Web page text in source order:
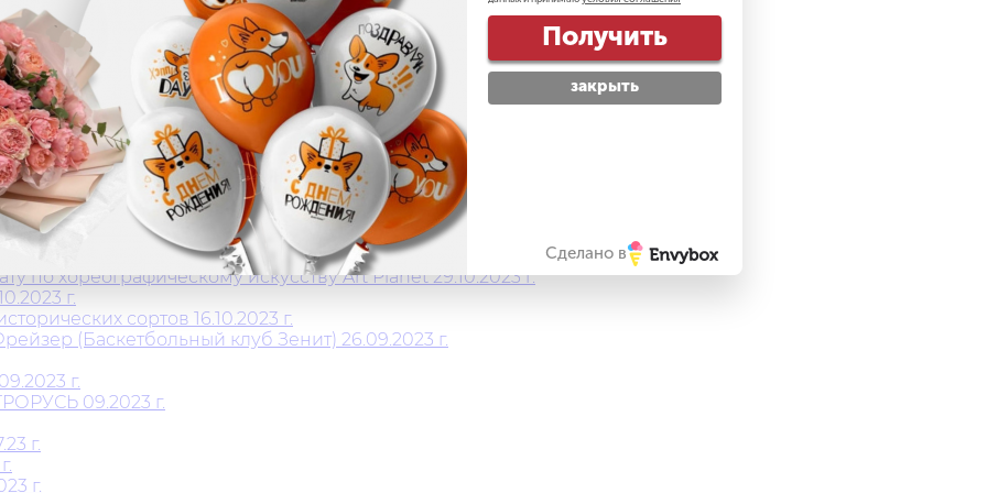
магазина "Aura of Bohemia" 08.09.2024 г.
16.03.204 г.
13.01.2024 г.
комплекса СПб 15.12.2023 г.
12.2023г.
г.
по хореографическому искусству Art Planet 29.10.2023 г.
г.
сортов 16.10.2023 г.
(Баскетбольный клуб Зенит) 26.09.2023 г.
г.
09.2023 г.
г.
г.
Получить
закрыть
Сделано в